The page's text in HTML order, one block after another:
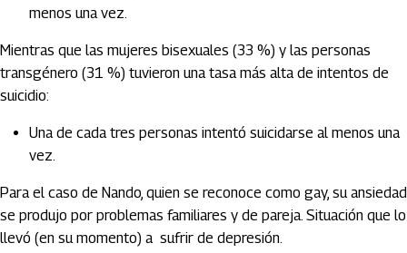
menos una vez.
Mientras que las mujeres bisexuales (33 %) y las personas
transgénero (31 %) tuvieron una tasa más alta de intentos de
suicidio:
Una de cada tres personas intentó suicidarse al menos una
vez.
Para el caso de Nando, quien se reconoce como gay, su ansiedad
se produjo por problemas familiares y de pareja. Situación que lo
llevó (en su momento) a sufrir de depresión.